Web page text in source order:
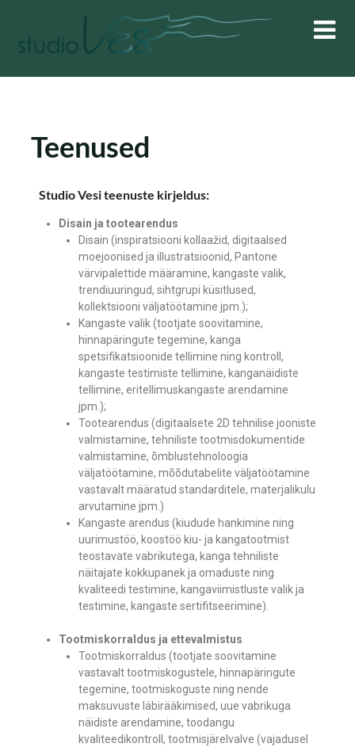
Teenused
Studio Vesi teenuste kirjeldus:
Disain ja tootearendus
Disain (inspiratsiooni kollaažid, digitaalsed
moejoonised ja illustratsioonid, Pantone
värvipalettide määramine, kangaste valik,
trendiuuringud, sihtgrupi küsitlused,
kollektsiooni väljatöötamine jpm.);
Kangaste valik (tootjate soovitamine,
hinnapäringute tegemine, kanga
spetsifikatsioonide tellimine ning kontroll,
kangaste testimiste tellimine, kanganäidiste
tellimine, eritellimuskangaste arendamine
jpm.);
Tootearendus (digitaalsete 2D tehnilise jooniste
valmistamine, tehniliste tootmisdokumentide
valmistamine, õmblustehnoloogia
väljatöötamine, mõõdutabelite väljatöötamine
vastavalt määratud standarditele, materjalikulu
arvutamine jpm.)
Kangaste arendus (kiudude hankimine ning
uurimustöö, koostöö kiu- ja kangatootmist
teostavate vabrikutega, kanga tehniliste
näitajate kokkupanek ja omaduste ning
kvaliteedi testimine, kangaviimistluste valik ja
testimine, kangaste sertifitseerimine).
Tootmiskorraldus ja ettevalmistus
Tootmiskorraldus (tootjate soovitamine
vastavalt tootmiskogustele, hinnapäringute
tegemine, tootmiskoguste ning nende
maksuvuste läbirääkimised, uue vabrikuga
näidiste arendamine, toodangu
kvaliteedikontroll, tootmisjärelvalve (vajadusel